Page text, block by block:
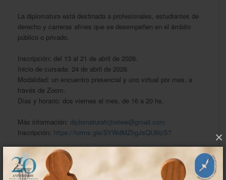
×
La diplomatura está destinada a profesionales, estudiantes de
derecho y carreras afines que se desempeñen en el ámbito
público o privado.
Inscripción: del 13 al 21 de abril de 2026.
Inicio de cursada: 24 de abril de 2026.
Modalidad: un encuentro presencial y uno virtual por mes, a
través de Zoom.
Días y horario: dos viernes al mes, de 16 a 20 hs.
Más información: diplomaturafcjtrelew@gmail.com
Inscripción: https://forms.gle/SYWdMZhgJsQU8izS7
Una propuesta de formación pensada para profundizar
conocimientos en una temática de especial relevancia para el
ejercicio profesional.